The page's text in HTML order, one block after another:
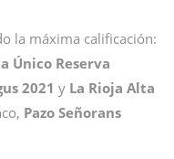
la máxima calificación:
Único Reserva
2021 y La Rioja Alta
Pazo Señorans